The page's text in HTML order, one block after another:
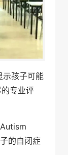
示孩子可能
专业评
的自闭症